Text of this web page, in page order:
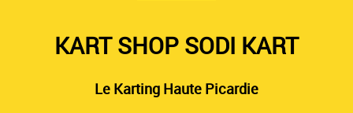
KART SHOP SODI KART
Le Karting Haute Picardie